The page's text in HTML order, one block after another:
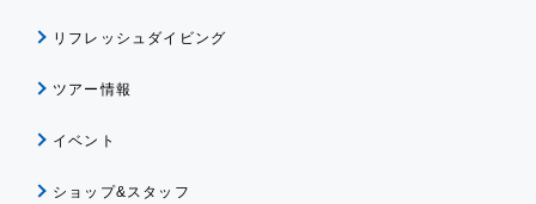
リフレッシュダイビング
ツアー情報
イベント
ショップ&スタッフ